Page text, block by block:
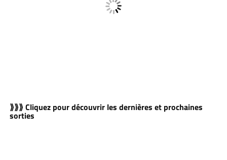
⟫⟫⟫ Cliquez pour découvrir les dernières et prochaines
sorties